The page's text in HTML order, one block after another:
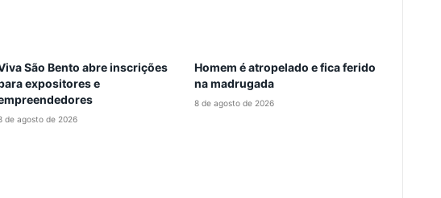
São Bento abre inscrições
expositores e
de agosto de 2026
Homem é atropelado e fica ferido
na madrugada
8 de agosto de 2026